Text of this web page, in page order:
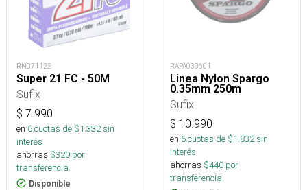
RN071122
Super 21 FC - 50M
Sufix
$ 7.990
en 6cuotas de $1.332sin
interés
ahorras $320 por
transferencia.
Disponible
RAPA030601
Linea Nylon Spargo
0.35mm 250m
Sufix
$ 10.990
en 6cuotas de $1.832sin
interés
ahorras $440 por
transferencia.